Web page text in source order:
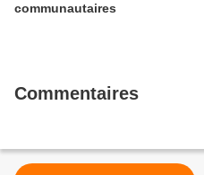
communautaires
Commentaires